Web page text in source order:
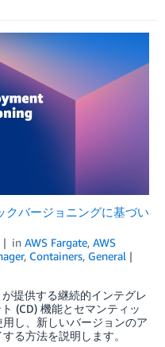
クバージョニングに基づい
in AWS Fargate, AWS
, Containers, General
提供する継続的インテグレ
(CD) 機能とセマンティッ
し、新しいバージョンのア
る方法を説明します。